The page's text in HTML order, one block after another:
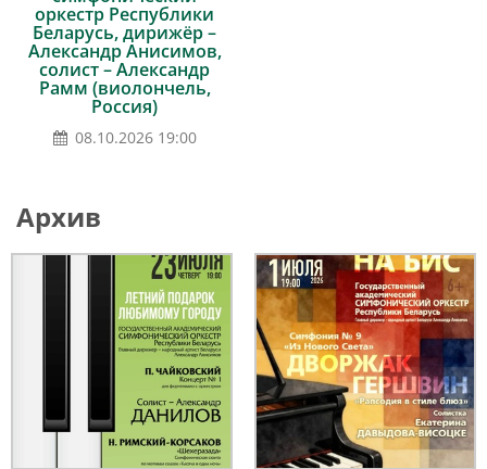
оркестр Республики
Беларусь, дирижёр –
Александр Анисимов,
солист – Александр
Рамм (виолончель,
Россия)
08.10.2026 19:00
Архив